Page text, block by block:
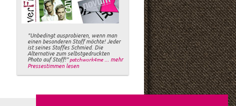
"Unbedingt ausprobieren, wenn man
einen besonderen Stoff möchte! Jeder
ist seines Stoffes Schmied. Die
Alternative zum selbstgedruckten
Photo auf Stoff!"patchwork4me ... mehr
Pressestimmen lesen